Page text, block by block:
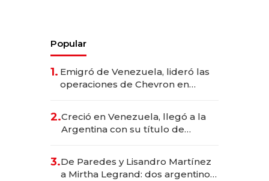
Popular
1. Emigró de Venezuela, lideró las
operaciones de Chevron en
2.Creció en Venezuela, llegó a la
Argentina con su título de
las marcas "fast premium"
3.De Paredes y Lisandro Martínez
a Mirtha Legrand: dos argentinos